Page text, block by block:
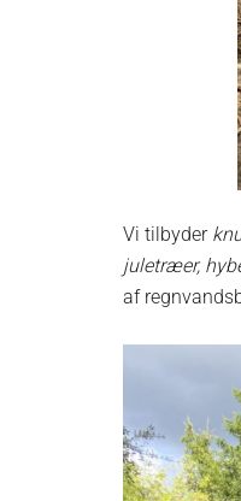
Vi tilbyder
juletræer,
af